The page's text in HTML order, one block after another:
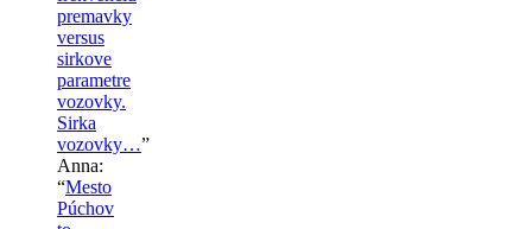
premavky
versus
sirkove
parametre
vozovky.
Sirka
vozovky…”
Anna:
“Mesto
Púchov